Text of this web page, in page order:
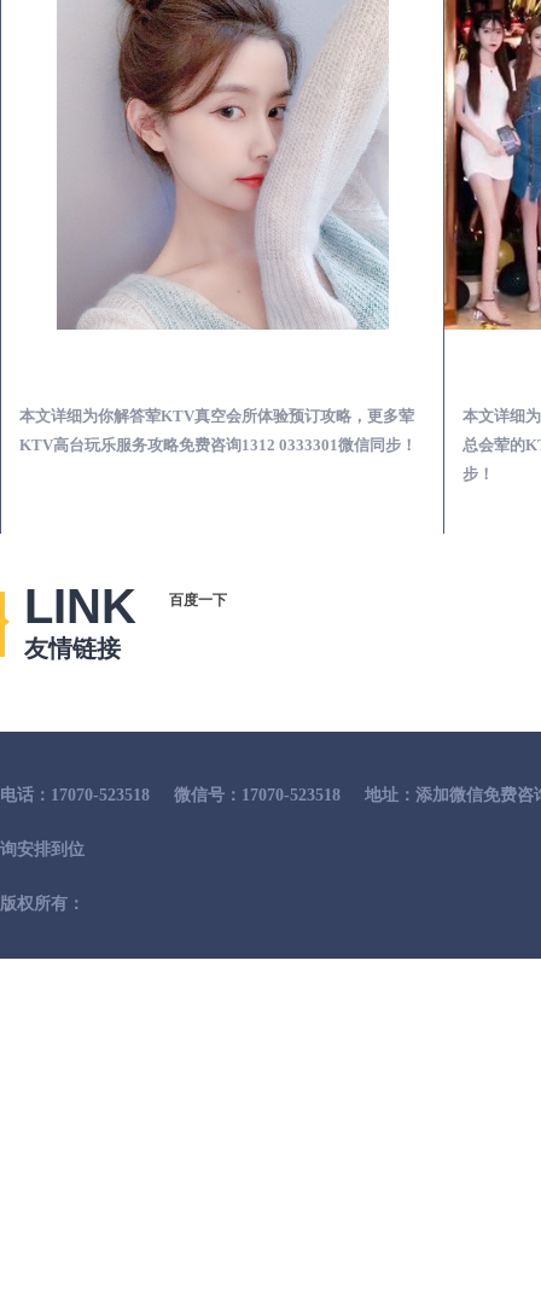
本文详细为你解答荤KTV真空会所体验预订攻略，更多荤
KTV高台玩乐服务攻略免费咨询1312 0333301微信同步！
本文详细
总会荤的
步！
LINK
友情链接
百度一下
电话：17070-523518 微信号：17070-523518 地址：添加微信免费
询安排到位
版权所有：